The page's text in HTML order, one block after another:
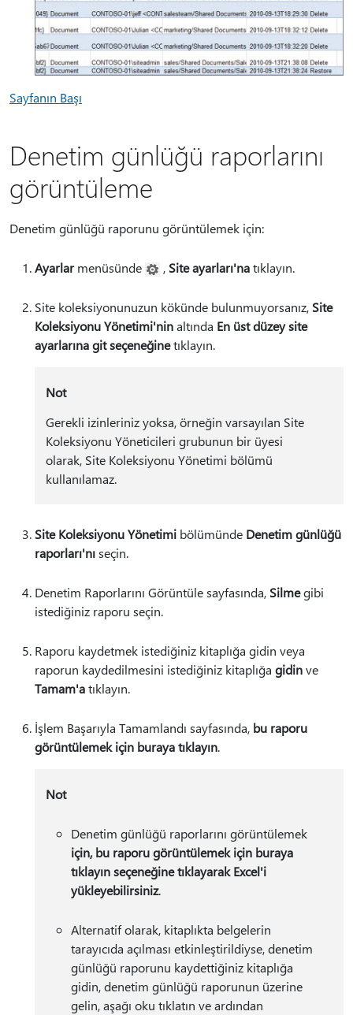
Sayfanın Başı
Denetim günlüğü raporlarını
görüntüleme
Denetim günlüğü raporunu görüntülemek için:
Ayarlarmenüsünde , Site ayarları'natıklayın.
Site koleksiyonunuzun kökünde bulunmuyorsanız, Site
Koleksiyonu Yönetimi'ninaltında En üst düzey site
ayarlarına git seçeneğinetıklayın.
Not
Gerekli izinleriniz yoksa, örneğin varsayılan Site
Koleksiyonu Yöneticileri grubunun bir üyesi
olarak, Site Koleksiyonu Yönetimi bölümü
kullanılamaz.
Site Koleksiyonu Yönetimi bölümünde Denetim günlüğü
raporları'nıseçin.
Denetim Raporlarını Görüntüle sayfasında, Silmegibi
istediğiniz raporu seçin.
Raporu kaydetmek istediğiniz kitaplığa gidin veya
raporun kaydedilmesini istediğiniz kitaplığa gidinve
Tamam'atıklayın.
İşlem Başarıyla Tamamlandı sayfasında, bu raporu
görüntülemek için buraya tıklayın.
Not
Denetim günlüğü raporlarını görüntülemek
için, bu raporu görüntülemek için buraya
tıklayın seçeneğine tıklayarak Excel'i
yükleyebilirsiniz.
Alternatif olarak, kitaplıkta belgelerin
tarayıcıda açılması etkinleştirildiyse, denetim
günlüğü raporunu kaydettiğiniz kitaplığa
gidin, denetim günlüğü raporunun üzerine
gelin, aşağı oku tıklatın ve ardından